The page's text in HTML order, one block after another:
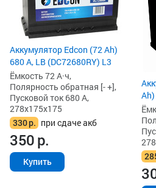
Аккумулятор Edcon (72 Ah)
680 А, LB (DC72680RY) L3
Ёмкость 72 А·ч,
Полярность обратная [- +],
Пусковой ток 680 А,
278x175x175
330р. при сдаче акб
350р.
Купить